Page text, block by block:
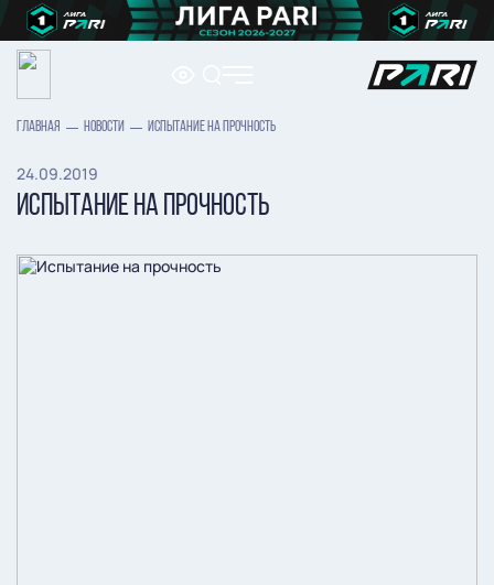
ГЛАВНАЯ НОВОСТИ ИСПЫТАНИЕ НА ПРОЧНОСТЬ
24.09.2019
ИСПЫТАНИЕ НА ПРОЧНОСТЬ